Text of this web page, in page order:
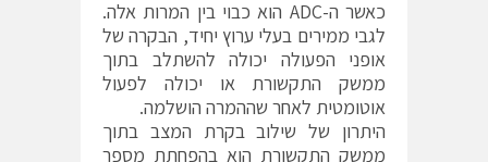
כאשר ה-ADC הוא כבוי בין המרות אלה.
לגבי ממירים בעלי ערוץ יחיד, הבקרה של
אופני הפעולה יכולה להשתלב בתוך
ממשק התקשורת או יכולה לפעול
אוטומטית לאחר שההמרה הושלמה.
היתרון של שילוב בקרת המצב בתוך
ממשק התקשורת הוא בהפחתת מספר